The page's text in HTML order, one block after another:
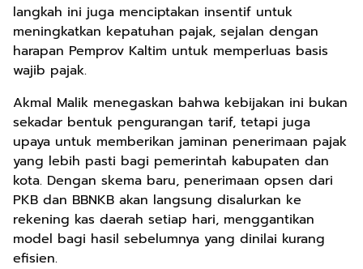
langkah ini juga menciptakan insentif untuk
meningkatkan kepatuhan pajak, sejalan dengan
harapan Pemprov Kaltim untuk memperluas basis
wajib pajak.
Akmal Malik menegaskan bahwa kebijakan ini bukan
sekadar bentuk pengurangan tarif, tetapi juga
upaya untuk memberikan jaminan penerimaan pajak
yang lebih pasti bagi pemerintah kabupaten dan
kota. Dengan skema baru, penerimaan opsen dari
PKB dan BBNKB akan langsung disalurkan ke
rekening kas daerah setiap hari, menggantikan
model bagi hasil sebelumnya yang dinilai kurang
efisien.